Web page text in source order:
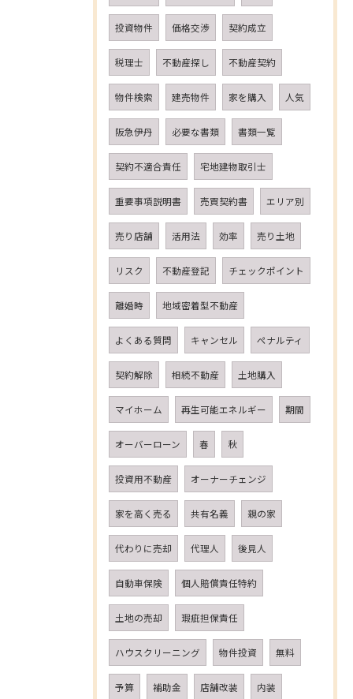
投資物件 価格交渉 契約成立
税理士 不動産探し 不動産契約
物件検索 建売物件 家を購入 人気
阪急伊丹 必要な書類 書類一覧
契約不適合責任 宅地建物取引士
重要事項説明書 売買契約書 エリア別
売り店舗 活用法 効率 売り土地
リスク 不動産登記 チェックポイント
離婚時 地域密着型不動産
よくある質問 キャンセル ペナルティ
契約解除 相続不動産 土地購入
マイホーム 再生可能エネルギー 期間
オーバーローン 春 秋
投資用不動産 オーナーチェンジ
家を高く売る 共有名義 親の家
代わりに売却 代理人 後見人
自動車保険 個人賠償責任特約
土地の売却 瑕疵担保責任
ハウスクリーニング 物件投資 無料
予算 補助金 店舗改装 内装